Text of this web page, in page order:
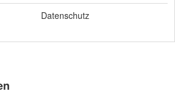
Datenschutz